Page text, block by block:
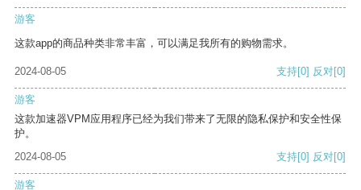
游客
这款app的商品种类非常丰富，可以满足我所有的购物需求。
2024-08-05 支持[0] 反对[0]
游客
这款加速器VPM应用程序已经为我们带来了无限的隐私保护和安全性保
护。
2024-08-05
支持[0] 反对[0]
游客